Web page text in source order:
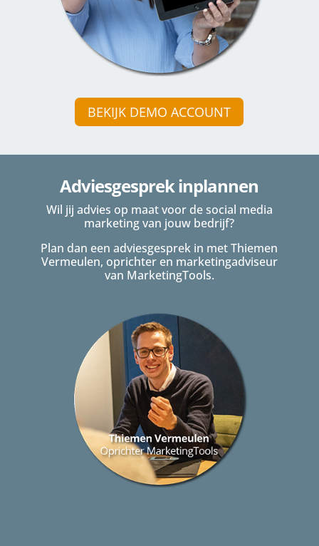
BEKIJK DEMO ACCOUNT
Adviesgesprek inplannen
Wil jij advies op maat voor de social media
marketing van jouw bedrijf?
Plan dan een adviesgesprek in met Thiemen
Vermeulen, oprichter en marketingadviseur
van MarketingTools.